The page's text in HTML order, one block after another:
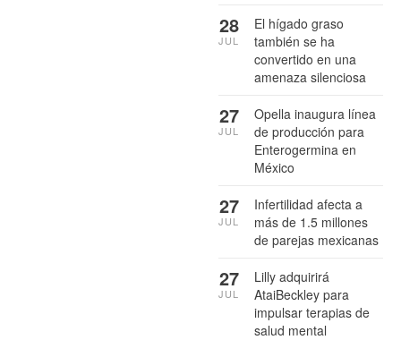
El hígado graso
también se ha
convertido en una
amenaza silenciosa
28
JUL
Opella inaugura línea
de producción para
Enterogermina en
México
27
JUL
Infertilidad afecta a
más de 1.5 millones
de parejas mexicanas
27
JUL
Lilly adquirirá
AtaiBeckley para
impulsar terapias de
salud mental
27
JUL